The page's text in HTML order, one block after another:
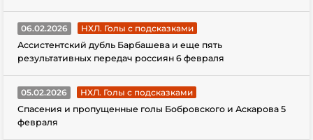
06.02.2026
НХЛ. Голы с подсказками
Ассистентский дубль Барбашева и еще пять
результативных передач россиян 6 февраля
05.02.2026
НХЛ. Голы с подсказками
Спасения и пропущенные голы Бобровского и Аскарова 5
февраля